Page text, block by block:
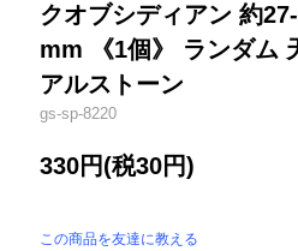
クオブシディアン 約
mm 《1個》 ランダム
アルストーン
gs-sp-8220
330円(税30円)
この商品を友達に教える